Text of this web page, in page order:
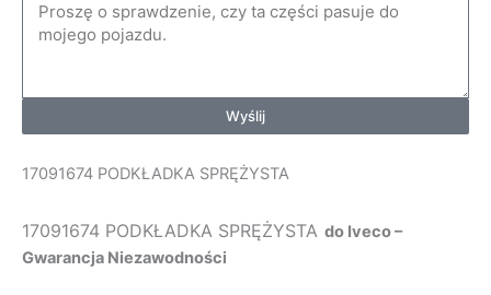
Wyślij
17091674 PODKŁADKA SPRĘŻYSTA
17091674 PODKŁADKA SPRĘŻYSTA do Iveco –
Gwarancja Niezawodności